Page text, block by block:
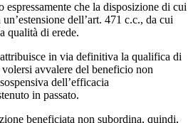
che la disposizione di cui
dell’art. 471 c.c., da cui
qualità di erede.
attribuisce in via definitiva la qualifica di
avvalere del beneficio non
dell’efficacia
in passato.
beneficiata non subordina, quindi,